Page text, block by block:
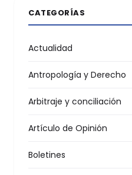
CATEGORÍAS
Actualidad
Antropología y Derecho
Arbitraje y conciliación
Artículo de Opinión
Boletines